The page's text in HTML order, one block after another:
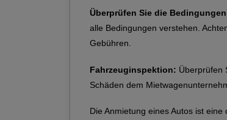
Überprüfen Sie die
alle Bedingungen verstehen.
Gebühren.
Fahrzeuginspektion: Überprüfen
Schäden dem
Die Anmietung eines Autos ist